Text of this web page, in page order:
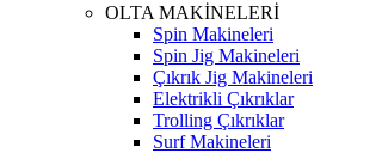
OLTA MAKİNELERİ
Spin Makineleri
Spin Jig Makineleri
Çıkrık Jig Makineleri
Elektrikli Çıkrıklar
Trolling Çıkrıklar
Surf Makineleri